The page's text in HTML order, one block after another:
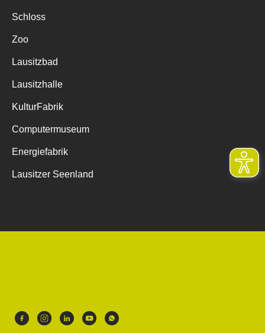
Schloss
Zoo
Lausitzbad
Lausitzhalle
KulturFabrik
Computermuseum
Energiefabrik
Lausitzer Seenland